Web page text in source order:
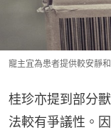
寵主宜為患者提供較安靜
桂珍亦提到部分
法較有爭議性。